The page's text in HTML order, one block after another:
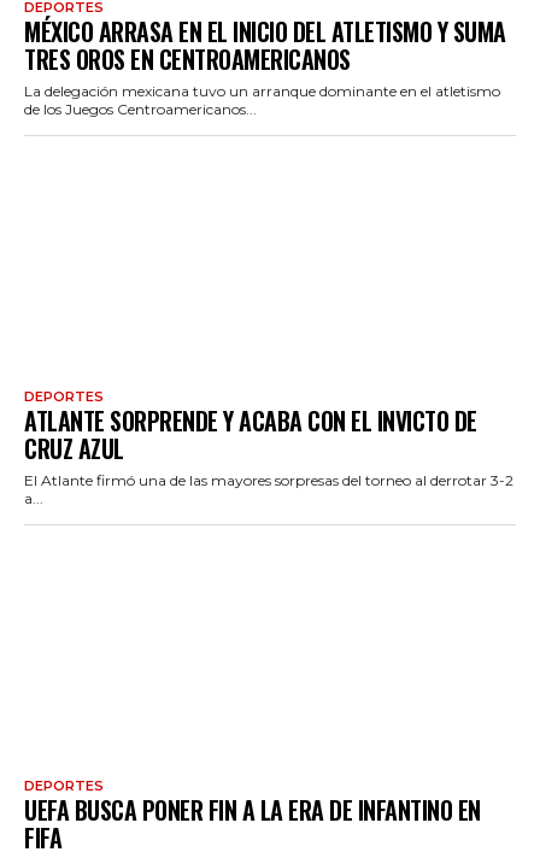
DEPORTES
MÉXICO ARRASA EN EL INICIO DEL ATLETISMO Y SUMA
TRES OROS EN CENTROAMERICANOS
La delegación mexicana tuvo un arranque dominante en el atletismo
de los Juegos Centroamericanos...
DEPORTES
ATLANTE SORPRENDE Y ACABA CON EL INVICTO DE
CRUZ AZUL
El Atlante firmó una de las mayores sorpresas del torneo al derrotar 3-2
a...
DEPORTES
UEFA BUSCA PONER FIN A LA ERA DE INFANTINO EN
FIFA